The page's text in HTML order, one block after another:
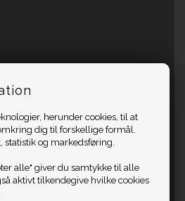
herunder cookies, til at
dig til forskellige formål.
og markedsføring.
alle" giver du samtykke til alle
aktivt tilkendegive hvilke cookies